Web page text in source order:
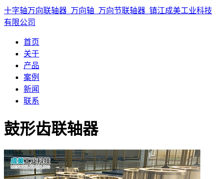
十字轴万向联轴器_万向轴_万向节联轴器_镇江成美工业科技
有限公司
首页
关于
产品
案例
新闻
联系
鼓形齿联轴器